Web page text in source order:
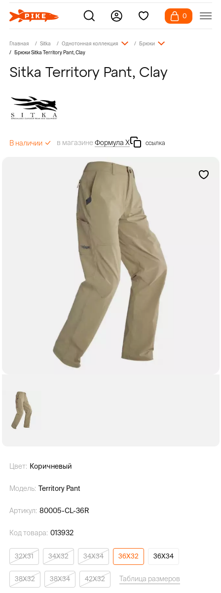
0
Главная Sitka Однотонная коллекция
Брюки
Брюки Sitka Territory Pant, Clay
Sitka Territory Pant, Clay
В наличии в магазинеФормула Х ссылка
Цвет: Коричневый
Модель: Territory Pant
Артикул: 80005-CL-36R
Код товара: 013932
32X31 34X32 34X34 36X32 36X34
38X32 38X34 42X32 Таблица размеров